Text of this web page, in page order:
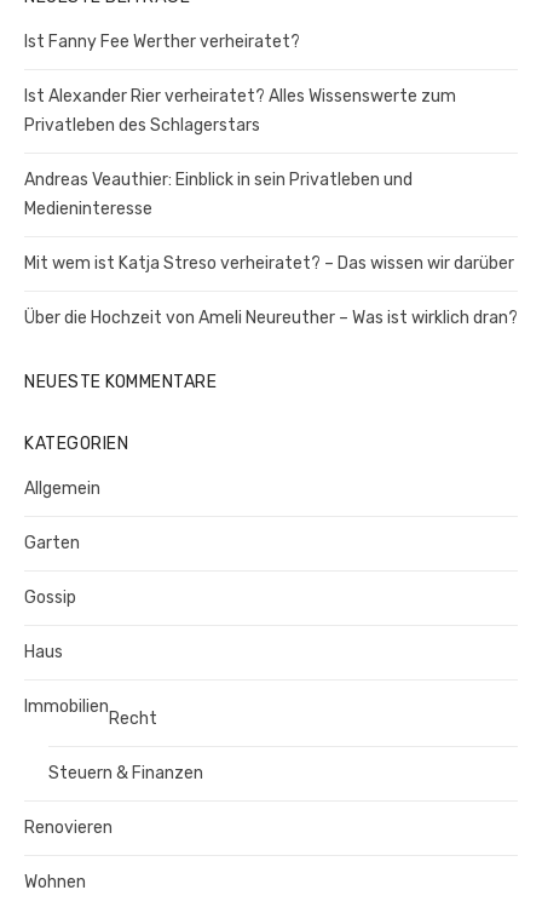
Ist Fanny Fee Werther verheiratet?
Ist Alexander Rier verheiratet? Alles Wissenswerte zum
Privatleben des Schlagerstars
Andreas Veauthier: Einblick in sein Privatleben und
Medieninteresse
Mit wem ist Katja Streso verheiratet? – Das wissen wir darüber
Über die Hochzeit von Ameli Neureuther – Was ist wirklich dran?
NEUESTE KOMMENTARE
KATEGORIEN
Allgemein
Garten
Gossip
Haus
Immobilien
Recht
Steuern & Finanzen
Renovieren
Wohnen